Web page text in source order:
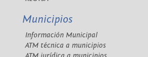
Municipios
Información Municipal
ATM técnica a municipios